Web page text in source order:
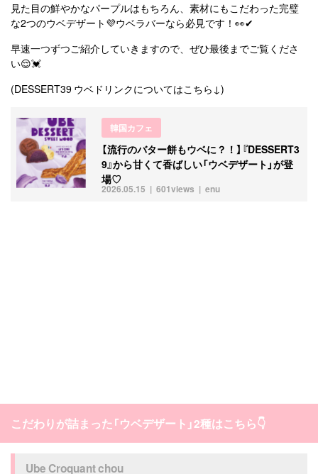
見た目の鮮やかなパープルはもちろん、素材にもこだわった完璧
な2つのウベデザート💜ウベラバーなら必見です！👀✔
早速一つずつご紹介していきますので、ぜひ最後までご覧くださ
い😌💓
(DESSERT39 ウベドリンクについてはこちら↓)
韓国カフェ
2026.05.15 enu
601views
【流行のバター餅もウベに？！】『DESSERT3
9』から甘くて香ばしい「ウベデザート」が登
場♡
こだわりが詰まった「ウベデザート」2種はこちら👇
Ube Croquant chou